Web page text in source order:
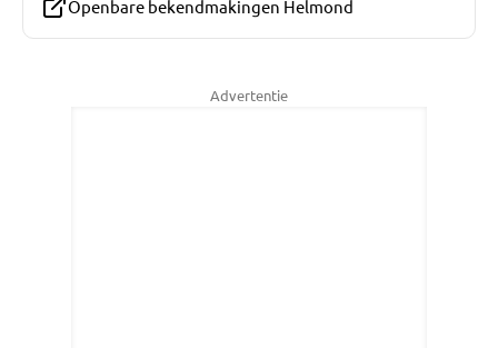
Openbare bekendmakingen Helmond
Advertentie